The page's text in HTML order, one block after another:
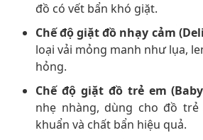
đồ có vết bẩn khó giặt.
Chế độ giặt đồ nhạy cảm
loại vải mỏng manh như lụa,
hỏng.
Chế độ giặt đồ trẻ em
nhẹ nhàng, dùng cho đồ
khuẩn và chất bẩn hiệu quả.